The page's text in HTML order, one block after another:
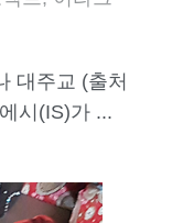
대주교 (출처
시(IS)가 ...